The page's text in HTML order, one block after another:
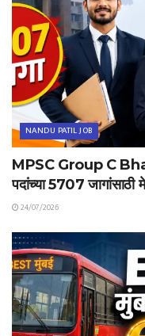
NANDU PATIL JOB
MPSC Group C
पदांच्या 5707
24/07/2026